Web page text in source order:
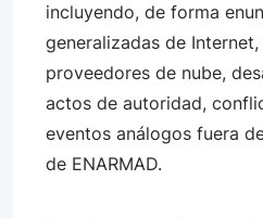
incluyendo, de forma
generalizadas de
proveedores de nube,
actos de autoridad,
eventos análogos fuera
de ENARMAD.